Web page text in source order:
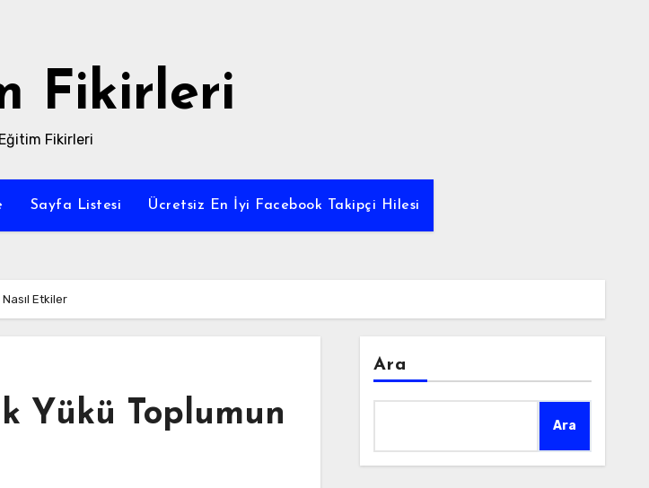
Fikirleri
Eğitim Fikirleri
Sayfa Listesi Ücretsiz En İyi Facebook Takipçi Hilesi
Nasıl Etkiler
Yükü Toplumun
Ara
Ara